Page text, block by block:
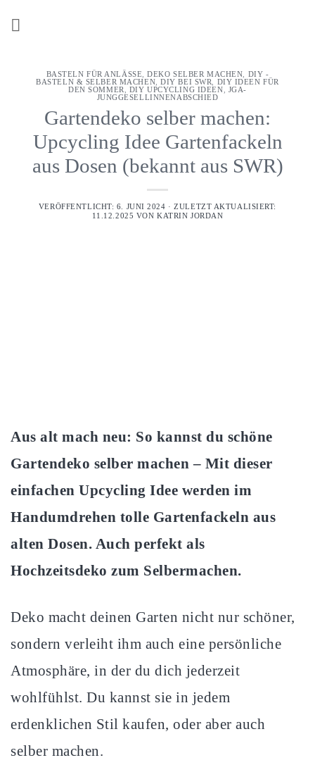
BASTELN FÜR ANLÄSSE ,DEKO SELBER MACHEN
DIY -
BASTELN & SELBER MACHEN ,DIY BEI SWR
DIY IDEEN FÜR
DEN SOMMER
DIY UPCYCLING IDEEN
JGA-
JUNGGESELLINNENABSCHIED
Gartendeko selber machen:
Upcycling Idee Gartenfackeln
aus Dosen (bekannt aus SWR)
VERÖFFENTLICHT: 6. JUNI 2024 · ZULETZT AKTUALISIERT:
11.12.2025 VONKATRIN JORDAN
Aus alt mach neu: So kannst du schöne
Gartendeko selber machen – Mit dieser
einfachen Upcycling Idee werden im
Handumdrehen tolle Gartenfackeln aus
alten Dosen. Auch perfekt als
Hochzeitsdeko zum Selbermachen.
Deko macht deinen Garten nicht nur schöner,
sondern verleiht ihm auch eine persönliche
Atmosphäre, in der du dich jederzeit
wohlfühlst. Du kannst sie in jedem
erdenklichen Stil kaufen, oder aber auch
selber machen.